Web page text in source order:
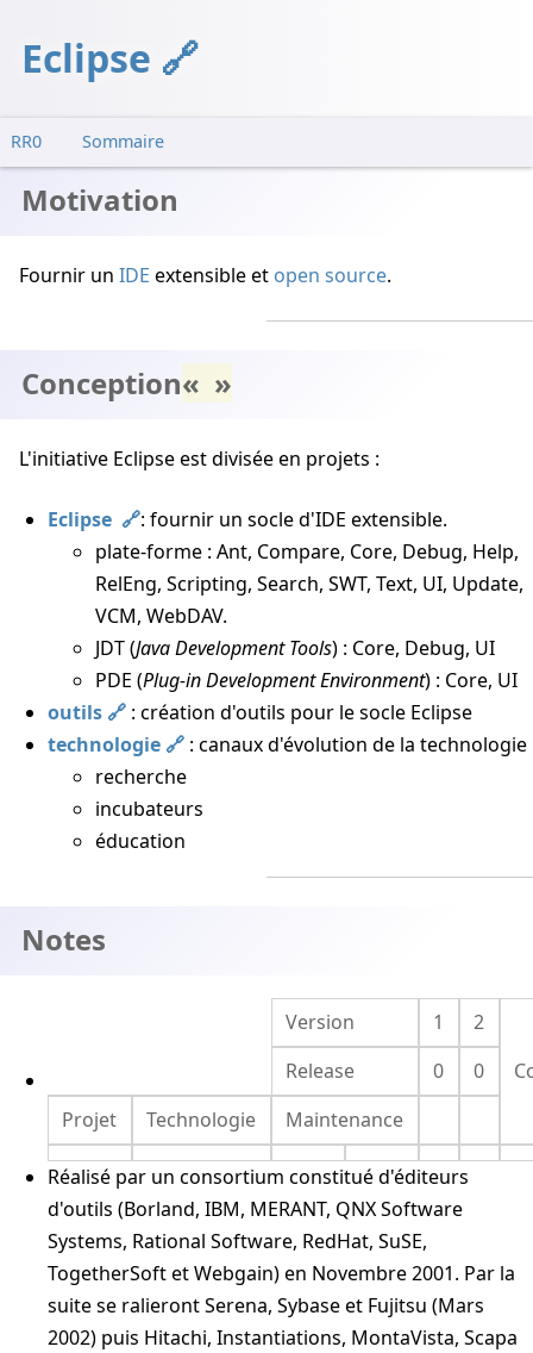
Eclipse
RR0 Sommaire
Motivation
Conception
Notes
Motivation
Fournir un IDE extensible et open source.
Conception
L'initiative Eclipse est divisée en projets :
Eclipse
: fournir un socle d'IDE extensible.
plate-forme : Ant, Compare, Core, Debug, Help,
RelEng, Scripting, Search, SWT, Text, UI, Update,
VCM, WebDAV.
JDT (Java Development Tools) : Core, Debug, UI
PDE (Plug-in Development Environment) : Core, UI
outils
: création d'outils pour le socle Eclipse
technologie
: canaux d'évolution de la technologie
recherche
incubateurs
éducation
Notes
Version 1
2
Release 0
0
Projet
Technologie Maintenance
Réalisé par un consortium constitué d'éditeurs
d'outils (Borland, IBM, MERANT, QNX Software
Systems, Rational Software, RedHat, SuSE,
TogetherSoft et Webgain) en Novembre 2001. Par la
suite se ralieront Serena, Sybase et Fujitsu (Mars
2002) puis Hitachi, Instantiations, MontaVista, Scapa